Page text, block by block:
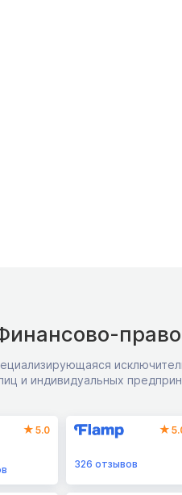
и индивидуальных
5.0
326 отзывов